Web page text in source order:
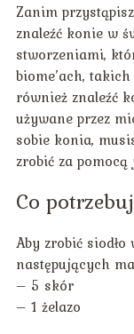
Zanim
znaleźć konie w
stworzeniami,
biome’ach,
również znaleźć
używane przez
sobie konia,
zrobić za
Co
Aby zrobić siodło
następujących
– 5 skór
– 1 żelazo